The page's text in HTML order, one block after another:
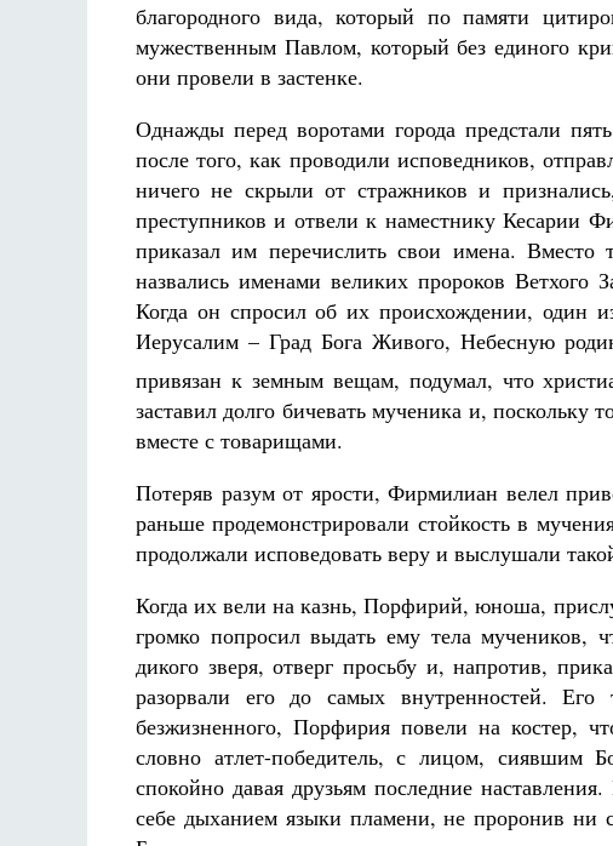
благородного вида, который по памяти
мужественным Павлом, который без единого
они провели в застенке.
Однажды перед воротами города предстали
после того, как проводили исповедников,
ничего не скрыли от стражников и
преступников и отвели к наместнику Кесарии
приказал им перечислить свои имена. Вместо
назвались именами великих пророков
Когда он спросил об их происхождении, один
Иерусалим – Град Бога Живого, Небесную
привязан к земным вещам, подумал, что
заставил долго бичевать мученика и, поскольку
вместе с товарищами.
Потеряв разум от ярости, Фирмилиан велел
раньше продемонстрировали стойкость в
продолжали исповедовать веру и выслушали
Когда их вели на казнь, Порфирий, юноша,
громко попросил выдать ему тела мучеников,
дикого зверя, отверг просьбу и, напротив,
разорвали его до самых внутренностей.
безжизненного, Порфирия повели на костер,
словно атлет-победитель, с лицом, сиявшим
спокойно давая друзьям последние
себе дыханием языки пламени, не проронив